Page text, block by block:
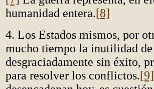
humanidad entera.[8]
4. Los Estados mismos, por
mucho tiempo la inutilidad
desgraciadamente sin éxito,
para resolver los conflictos.[9]